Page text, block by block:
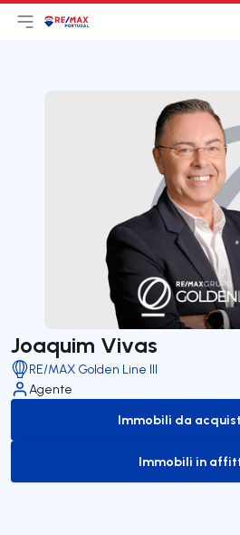
Apri il menu principale
LogoVai alla homepage
Joaquim Vivas
RE/MAX Golden Line III
Agente
to-
Immobili da
to-
Immobili in